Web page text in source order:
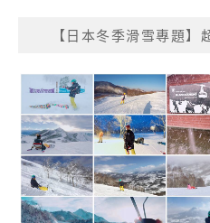
【日本冬季滑雪專題